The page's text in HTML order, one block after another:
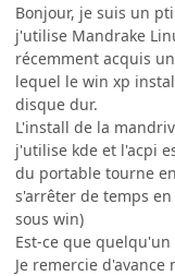
Bonjour, je suis un
j'utilise Mandrake
récemment acquis
lequel le win xp
disque dur.
L'install de la
j'utilise kde et l'acpi
du portable tourne
s'arrêter de temps
sous win)
Est-ce que
Je remercie d'avance